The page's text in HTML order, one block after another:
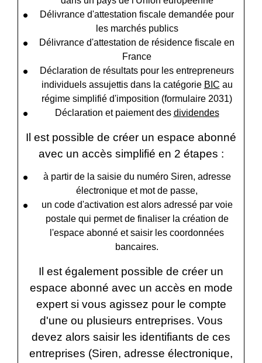
Délivrance d'attestation fiscale demandée pour
les marchés publics
Délivrance d'attestation de résidence fiscale en
France
Déclaration de résultats pour les entrepreneurs
individuels assujettis dans la catégorie BIC au
régime simplifié d'imposition (formulaire 2031)
Déclaration et paiement des dividendes
Il est possible de créer un espace abonné
avec un accès simplifié en 2 étapes :
à partir de la saisie du numéro Siren, adresse
électronique et mot de passe,
un code d'activation est alors adressé par voie
postale qui permet de finaliser la création de
l'espace abonné et saisir les coordonnées
bancaires.
Il est également possible de créer un
espace abonné avec un accès en mode
expert si vous agissez pour le compte
d'une ou plusieurs entreprises. Vous
devez alors saisir les identifiants de ces
entreprises (Siren, adresse électronique,